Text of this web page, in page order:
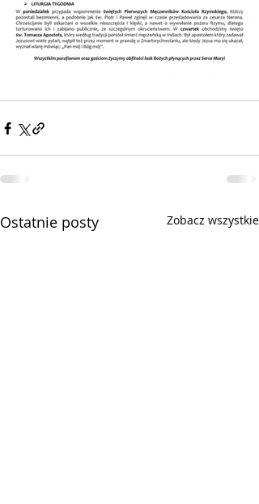
Ostatnie posty Zobacz wszystkie